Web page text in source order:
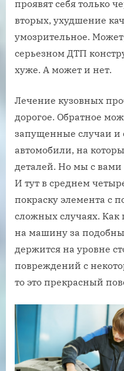
проявят себя только
вторых, ухудшение
умозрительное.
серьезном ДТП
хуже. А может и нет.
Лечение кузовных
дорогое. Обратное
запущенные случаи и
автомобили, на
деталей. Но мы с вами
И тут в среднем
покраску элемента с
сложных случаях.
на машину за
держится на уровне
повреждений с
то это прекрасный